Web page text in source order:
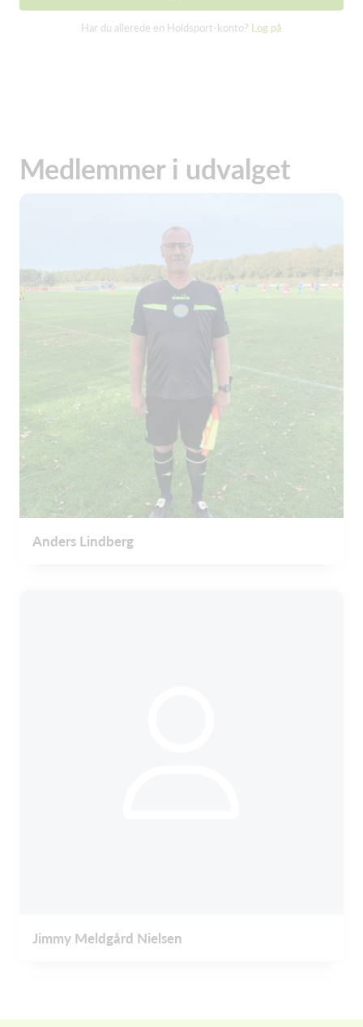
Har du allerede en Holdsport-konto? Log på
Medlemmer i udvalget
Anders Lindberg
Jimmy Meldgård Nielsen